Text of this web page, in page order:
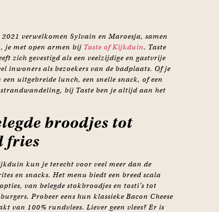
verwelkomen Sylvain en Maroesja, samen
je met open armen bij Taste of Kijkduin. Taste
zich gevestigd als een veelzijdige en gastvrije
inwoners als bezoekers van de badplaats. Of je
uitgebreide lunch, een snelle snack, of een
bij Taste ben je altijd aan het
broodjes tot
fries
kun je terecht voor veel meer dan de
en snacks. Het menu biedt een breed scala
van belegde stokbroodjes en tosti’s tot
Probeer eens hun klassieke Bacon Cheese
van 100% rundvlees. Liever geen vlees? Er is